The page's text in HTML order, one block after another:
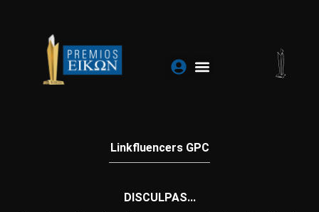
contenido
Linkfluencers GPC
DISCULPAS...